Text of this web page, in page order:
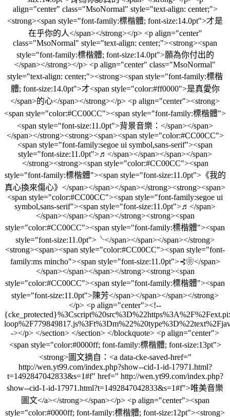
align="center" class="MsoNormal" style="text-align: center;">
<strong><span style="font-family:標楷體; font-size:14.0pt">才是
在乎你的人</span></strong></p> <p align="center"
class="MsoNormal" style="text-align: center;"><strong><span
style="font-family:標楷體; font-size:14.0pt">願為你付出的
</span></strong></p> <p align="center" class="MsoNormal"
style="text-align: center;"><strong><span style="font-family:標楷
體; font-size:14.0pt">才<span style="color:#ff0000">是真愛你
</span>的心</span></strong></p> <p align="center"><strong>
<span style="color:#CC00CC"><span style="font-family:標楷體">
<span style="font-size:11.0pt">背景音樂：</span></span>
</span></strong><strong><span><span style="color:#CC00CC">
<span style="font-family:segoe ui symbol,sans-serif"><span
style="font-size:11.0pt">♬</span></span></span></span>
</strong><strong><span style="color:#CC00CC"><span
style="font-family:標楷體"><span style="font-size:11.0pt">《我的
真心換來傷心》</span></span></span></strong><strong><span>
<span style="color:#CC00CC"><span style="font-family:segoe ui
symbol,sans-serif"><span style="font-size:11.0pt">♬</span>
</span></span></span></strong><strong><span
style="color:#CC00CC"><span style="font-family:標楷體"><span
style="font-size:11.0pt">╰</span></span></span></strong>
<strong><span><span style="color:#CC00CC"><span style="font-
family:ms mincho"><span style="font-size:11.0pt">⊰❀</span>
</span></span></span></strong><strong><span
style="color:#CC00CC"><span style="font-family:標楷體"><span
style="font-size:11.0pt">陳芳</span></span></span></strong>
</p> <p align="center"><!--
-></p> </section> </section> </blockquote> <p align="center">
<span style="color:#0000ff; font-family:標楷體; font-size:13pt">
<strong>圖文摘自：<a data-cke-saved-href="
http://wen.yt99.com/index.php?show--cid-1-id-17971.html?
t=1492847042833&s=1#f" href=" http://wen.yt99.com/index.php?
show--cid-1-id-17971.html?t=1492847042833&s=1#f">唯美音樂
圖文</a></strong></span></p> <p align="center"><span
style="color:#0000ff; font-family:標楷體; font-size:12pt"><strong>